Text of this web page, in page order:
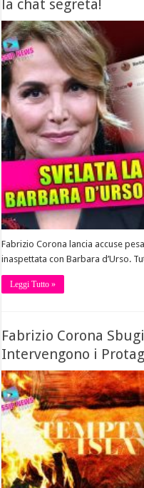
la chat segreta!
Fabrizio Corona lancia accuse
inaspettata con Barbara d’Urso.
Leggi Tutto »
Fabrizio Corona
Intervengono i